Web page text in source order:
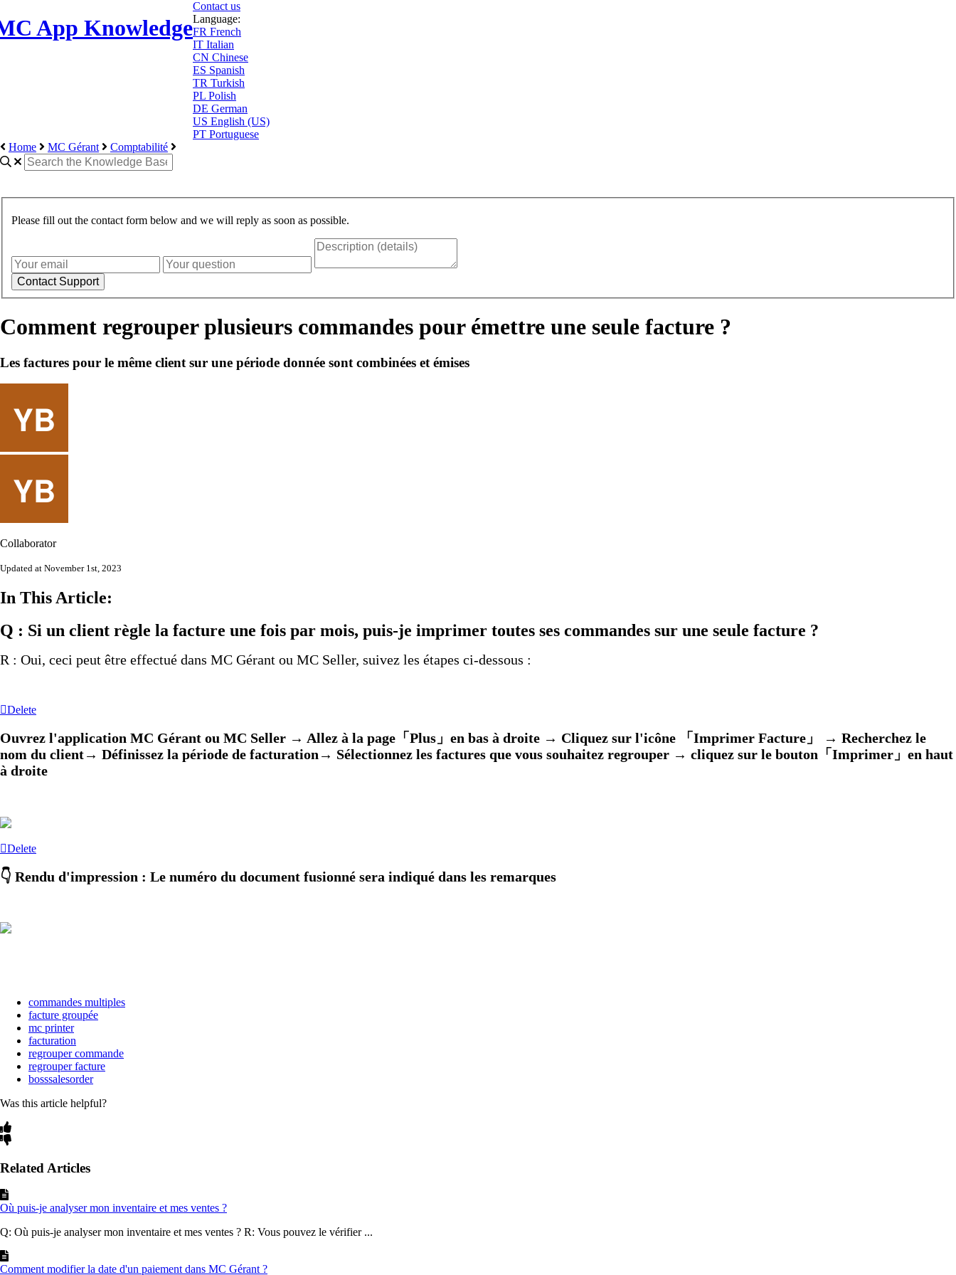
App Knowledge
Contact us
Language:
FR French
IT Italian
CN Chinese
ES Spanish
TR Turkish
PL Polish
DE German
US English (US)
PT Portuguese
Home
MC Gérant Comptabilité
Please fill out the contact form below and we will reply as soon as possible.
Comment regrouper plusieurs commandes pour émettre une seule facture ?
Les factures pour le même client sur une période donnée sont combinées et émises
Collaborator
Updated at November 1st, 2023
In This Article:
Q : Si un client règle la facture une fois par mois, puis-je imprimer toutes ses commandes sur une seule facture ?
R : Oui, ceci peut être effectué dans MC Gérant ou MC Seller, suivez les étapes ci-dessous :
Delete
Ouvrez l'application MC Gérant ou MC Seller → Allez à la page「Plus」en bas à droite → Cliquez sur l'icône 「Imprimer Facture」 → Recherchez le
nom du client→ Définissez la période de facturation → Sélectionnez les factures que vous souhaitez regrouper → cliquez sur le bouton「Imprimer」 en haut
à droite
Delete
👇 Rendu d'impression : Le numéro du document fusionné sera indiqué dans les remarques
commandes multiples
facture groupée
mc printer
facturation
regrouper commande
regrouper facture
bosssalesorder
Was this article helpful?
Related Articles
Où puis-je analyser mon inventaire et mes ventes ?
Q: Où puis-je analyser mon inventaire et mes ventes ? R: Vous pouvez le vérifier ...
Comment modifier la date d'un paiement dans MC Gérant ?